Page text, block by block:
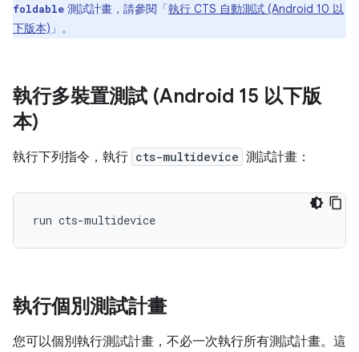
foldable 測試計畫，請參閱「執行 CTS 自動測試 (Android 10 以
下版本) 」。
執行多裝置測試 (Android 15 以下版
本)
執行下列指令，執行 cts-multidevice 測試計畫：
執行個別測試計畫
您可以個別執行測試計畫，不必一次執行所有測試計畫。這